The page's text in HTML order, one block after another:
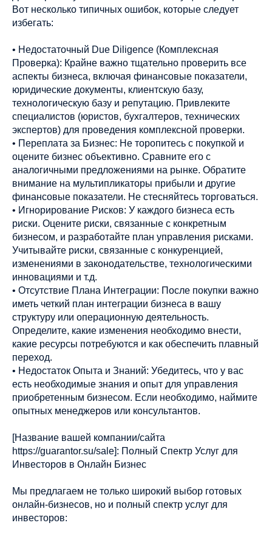
Вот несколько типичных ошибок, которые следует
избегать:
• Недостаточный Due Diligence (Комплексная
Проверка): Крайне важно тщательно проверить все
аспекты бизнеса, включая финансовые показатели,
юридические документы, клиентскую базу,
технологическую базу и репутацию. Привлеките
специалистов (юристов, бухгалтеров, технических
экспертов) для проведения комплексной проверки.
• Переплата за Бизнес: Не торопитесь с покупкой и
оцените бизнес объективно. Сравните его с
аналогичными предложениями на рынке. Обратите
внимание на мультипликаторы прибыли и другие
финансовые показатели. Не стесняйтесь торговаться.
• Игнорирование Рисков: У каждого бизнеса есть
риски. Оцените риски, связанные с конкретным
бизнесом, и разработайте план управления рисками.
Учитывайте риски, связанные с конкуренцией,
изменениями в законодательстве, технологическими
инновациями и т.д.
• Отсутствие Плана Интеграции: После покупки важно
иметь четкий план интеграции бизнеса в вашу
структуру или операционную деятельность.
Определите, какие изменения необходимо внести,
какие ресурсы потребуются и как обеспечить плавный
переход.
• Недостаток Опыта и Знаний: Убедитесь, что у вас
есть необходимые знания и опыт для управления
приобретенным бизнесом. Если необходимо, наймите
опытных менеджеров или консультантов.
[Название вашей компании/сайта
https://guarantor.su/sale]: Полный Спектр Услуг для
Инвесторов в Онлайн Бизнес
Мы предлагаем не только широкий выбор готовых
онлайн-бизнесов, но и полный спектр услуг для
инвесторов: